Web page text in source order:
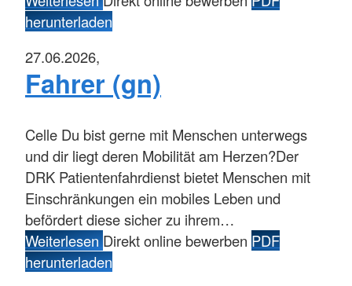
herunterladen
27.06.2026,
Fahrer (gn)
Celle Du bist gerne mit Menschen unterwegs
und dir liegt deren Mobilität am Herzen?Der
DRK Patientenfahrdienst bietet Menschen mit
Einschränkungen ein mobiles Leben und
befördert diese sicher zu ihrem…
WeiterlesenDirekt online bewerben PDF
herunterladen